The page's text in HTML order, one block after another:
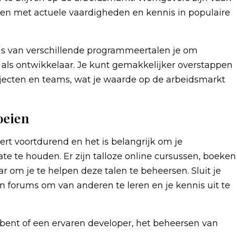
met actuele vaardigheden en kennis in populaire
van verschillende programmeertalen je om
ontwikkelaar. Je kunt gemakkelijker overstappen
en teams, wat je waarde op de arbeidsmarkt
voortdurend en het is belangrijk om je
te houden. Er zijn talloze online cursussen, boeken
om je te helpen deze talen te beheersen. Sluit je
forums om van anderen te leren en je kennis uit te
of een ervaren developer, het beheersen van